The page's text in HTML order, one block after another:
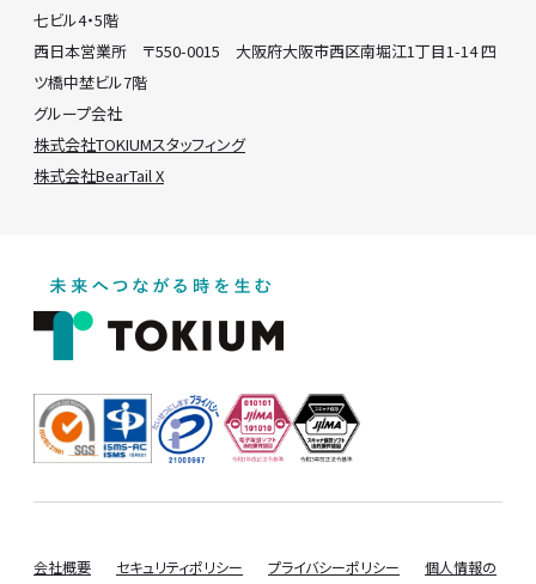
七ビル4・5階
西日本営業所 〒550-0015 大阪府大阪市西区南堀江1丁目1-14 四
ツ橋中埜ビル7階
グループ会社
株式会社TOKIUMスタッフィング
株式会社BearTail X
会社概要 セキュリティポリシー プライバシーポリシー
個人情報の